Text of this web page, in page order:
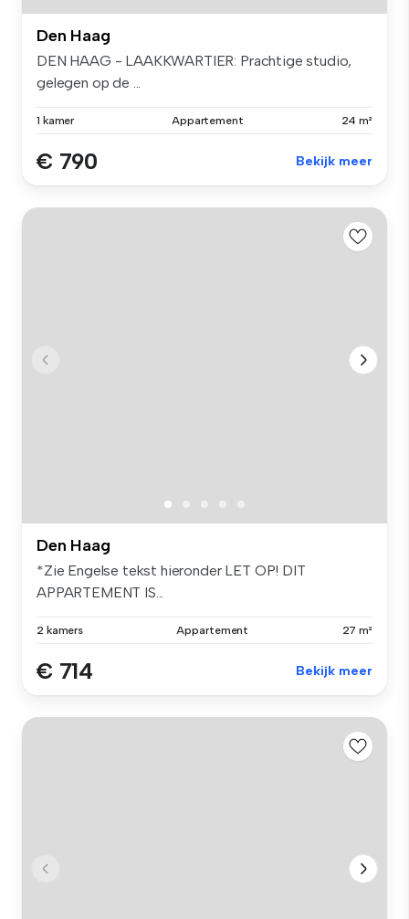
Den Haag
DEN HAAG - LAAKKWARTIER: Prachtige studio,
gelegen op de ...
1 kamer Appartement 24 m²
€ 790 Bekijk meer
Den Haag
*Zie Engelse tekst hieronder LET OP! DIT
APPARTEMENT IS...
2 kamers Appartement 27 m²
€ 714 Bekijk meer